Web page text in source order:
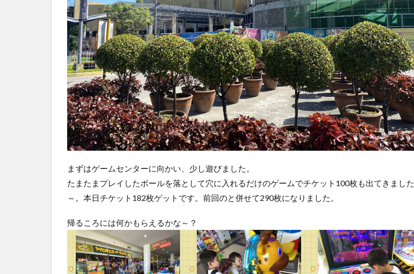
ン
ソ
ン
で
両
替
5
コン
トラ
クシ
ョン
が何
だっ
て？
6
夕
は
汁
も
ど
き
まずはゲームセンターに向かい、少し遊びました。
たまたまプレイしたボールを落として穴に入れるだけのゲームでチケット100枚も出てきました
～。本日チケット182枚ゲットです。前回のと併せて290枚になりました。
帰るころには何かもらえるかな～？